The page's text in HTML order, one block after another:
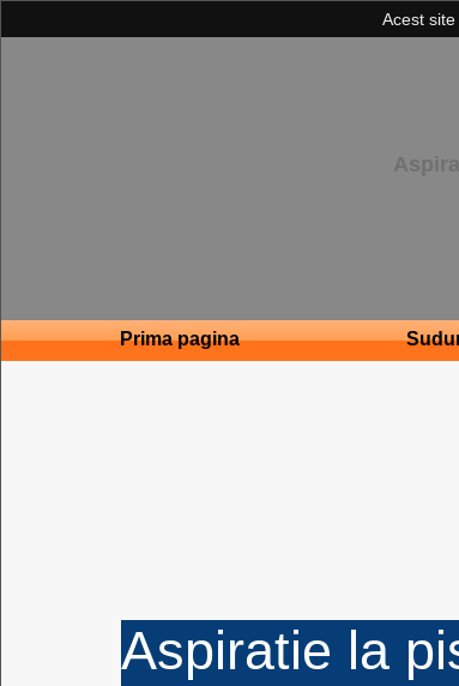
Acest
Prima pagina
Aspiratie la